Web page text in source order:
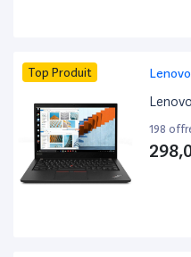
Top Produit Lenovo
198